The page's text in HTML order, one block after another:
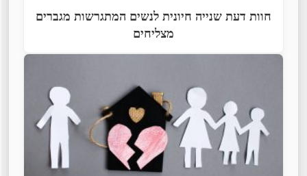
חוות דעת שנייה חיונית לנשים המתגרשות מגברים
מצליחים